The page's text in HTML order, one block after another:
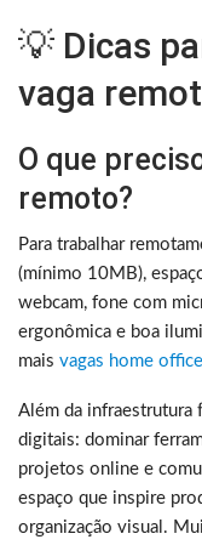
💡 Dicas
vaga
O que
remoto?
Para trabalhar
(mínimo 10MB),
webcam, fone com
ergonômica e boa
mais vagas home office
Além da infraestrutura
digitais: dominar
projetos online e
espaço que inspire
organização visual.